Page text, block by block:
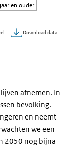
en ouder
Download data
afnemen. In
bevolking.
en neemt
we een
2050 nog bijna